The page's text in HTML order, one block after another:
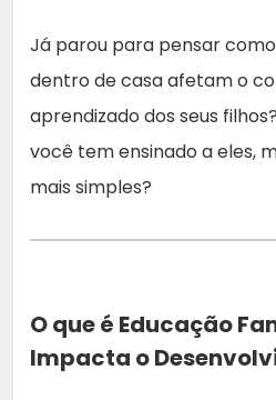
Já parou para pensar
dentro de casa afetam o
aprendizado dos seus
você tem ensinado a eles,
mais simples?
O que é Educação
Impacta o